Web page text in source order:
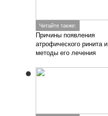
Читайте также:
Причины появления
атрофического ринита и
методы его лечения